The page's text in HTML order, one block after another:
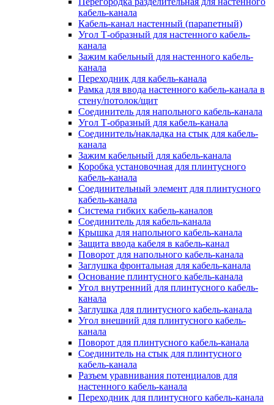
кабель-канала
Кабель-канал настенный (парапетный)
Угол Т-образный для настенного кабель-
канала
Зажим кабельный для настенного кабель-
канала
Переходник для кабель-канала
Рамка для ввода настенного кабель-канала в
стену/потолок/щит
Соединитель для напольного кабель-канала
Угол Т-образный для кабель-канала
Соединитель/накладка на стык для кабель-
канала
Зажим кабельный для кабель-канала
Коробка установочная для плинтусного
кабель-канала
Соединительный элемент для плинтусного
кабель-канала
Система гибких кабель-каналов
Соединитель для кабель-канала
Крышка для напольного кабель-канала
Защита ввода кабеля в кабель-канал
Поворот для напольного кабель-канала
Заглушка фронтальная для кабель-канала
Основание плинтусного кабель-канала
Угол внутренний для плинтусного кабель-
канала
Заглушка для плинтусного кабель-канала
Угол внешний для плинтусного кабель-
канала
Поворот для плинтусного кабель-канала
Соединитель на стык для плинтусного
кабель-канала
Разъем уравнивания потенциалов для
настенного кабель-канала
Переходник для плинтусного кабель-канала